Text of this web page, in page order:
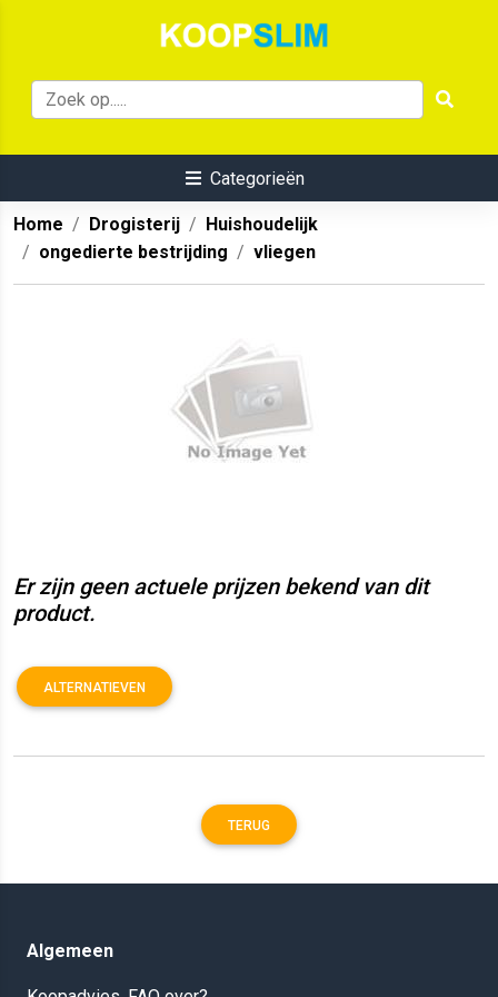
Categorieën
Home Drogisterij
Huishoudelijk
ongedierte bestrijding
vliegen
Er zijn geen actuele prijzen bekend van dit
product.
ALTERNATIEVEN
TERUG
Algemeen